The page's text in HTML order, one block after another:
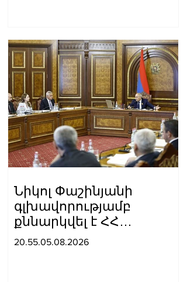
Նիկոլ Փաշինյանի
գլխավորությամբ
քննարկվել է ՀՀ
Կառավարության 2026–
20.55.05.08.2026